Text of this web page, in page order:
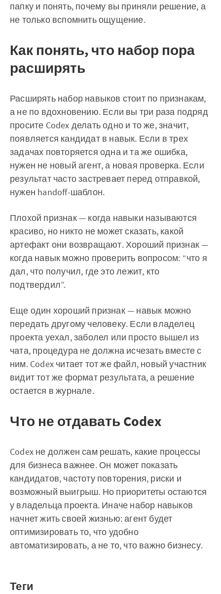
папку и понять, почему вы приняли решение, а
не только вспомнить ощущение.
Как понять, что набор пора
расширять
Расширять набор навыков стоит по признакам,
а не по вдохновению. Если вы три раза подряд
просите Codex делать одно и то же, значит,
появляется кандидат в навык. Если в трех
задачах повторяется одна и та же ошибка,
нужен не новый агент, а новая проверка. Если
результат часто застревает перед отправкой,
нужен handoff-шаблон.
Плохой признак — когда навыки называются
красиво, но никто не может сказать, какой
артефакт они возвращают. Хороший признак —
когда навык можно проверить вопросом: “что я
дал, что получил, где это лежит, кто
подтвердил”.
Еще один хороший признак — навык можно
передать другому человеку. Если владелец
проекта уехал, заболел или просто вышел из
чата, процедура не должна исчезать вместе с
ним. Codex читает тот же файл, новый участник
видит тот же формат результата, а решение
остается в журнале.
Что не отдавать Codex
Codex не должен сам решать, какие процессы
для бизнеса важнее. Он может показать
кандидатов, частоту повторения, риски и
возможный выигрыш. Но приоритеты остаются
у владельца проекта. Иначе набор навыков
начнет жить своей жизнью: агент будет
оптимизировать то, что удобно
автоматизировать, а не то, что важно бизнесу.
Теги